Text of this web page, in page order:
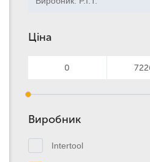
Ціна
Виробник
Intertool